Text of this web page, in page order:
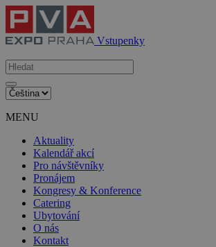
Vstupenky
MENU
Aktuality
Kalendář akcí
Pro návštěvníky
Pronájem
Kongresy & Konference
Catering
Ubytování
O nás
Kontakt